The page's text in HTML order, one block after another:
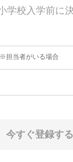
※担当者がいる場合
今すぐ登録する